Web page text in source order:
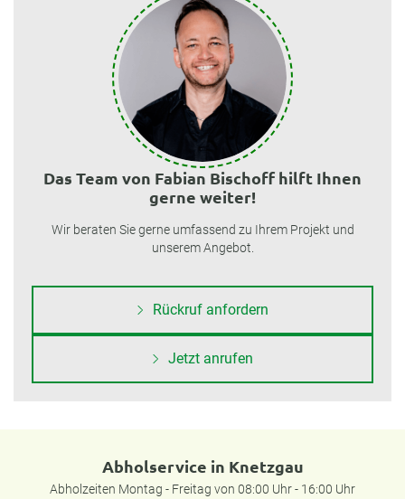
Das Team von Fabian Bischoff hilft Ihnen
gerne weiter!
Wir beraten Sie gerne umfassend zu Ihrem Projekt und
unserem Angebot.
Rückruf anfordern
Jetzt anrufen
Abholservice in Knetzgau
Abholzeiten Montag - Freitag von 08:00 Uhr - 16:00 Uhr